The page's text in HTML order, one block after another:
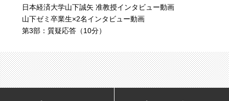
日本経済大学山下誠矢 准教授インタビュー動画
山下ゼミ卒業生×2名インタビュー動画
第3部：質疑応答（10分）